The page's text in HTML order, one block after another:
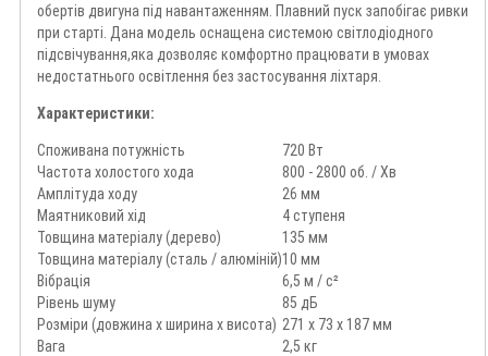
обертів двигуна під навантаженням. Плавний пуск запобігає ривки
при старті. Дана модель оснащена системою світлодіодного
підсвічування,яка дозволяє комфортно працювати в умовах
недостатнього освітлення без застосування ліхтаря.
Характеристики:
Споживана потужність
720 Вт
Частота холостого хода
800 - 2800 об. / Хв
Амплітуда ходу
26 мм
Маятниковий хід
4 ступеня
Товщина матеріалу (дерево)
135 мм
Товщина матеріалу (сталь / алюміній)10 мм
Вібрація
6,5 м / с²
Рівень шуму
85 дБ
Розміри (довжина х ширина х висота) 271 х 73 х 187 мм
Вага
2,5 кг